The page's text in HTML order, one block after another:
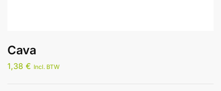
Cava
1,38 € Incl. BTW